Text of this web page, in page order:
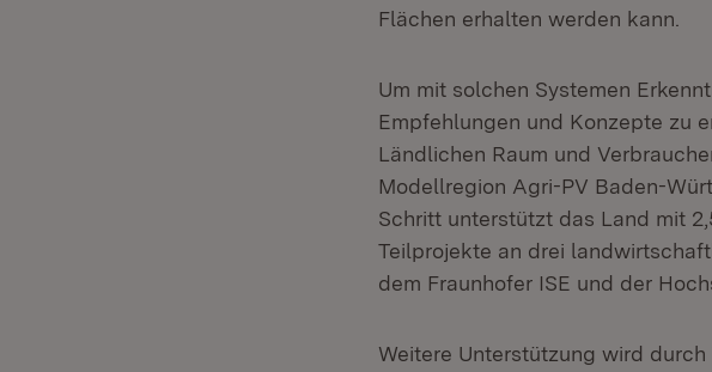
Flächen erhalten werden kann.
Um mit solchen Systemen
Empfehlungen und Konzepte zu
Ländlichen Raum und
Modellregion Agri-PV Baden-
Schritt unterstützt das Land mit
Teilprojekte an drei
dem Fraunhofer ISE und der
Weitere Unterstützung wird